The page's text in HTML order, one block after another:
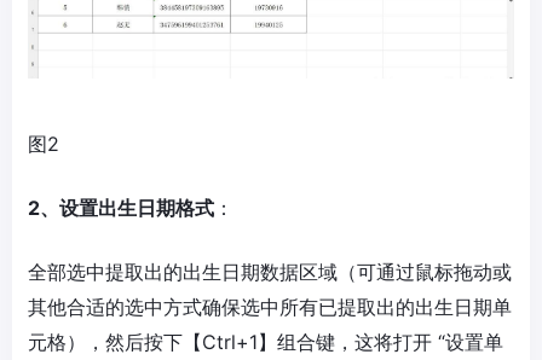
图2
2、设置出生日期格式 ：
全部选中提取出的出生日期数据区域（可通过鼠标拖动或
其他合适的选中方式确保选中所有已提取出的出生日期单
元格），然后按下【Ctrl+1】组合键，这将打开 “设置单